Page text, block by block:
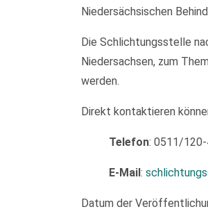
Niedersächsischen
Die Schlichtungsstelle
Niedersachsen, zum
werden.
Direkt kontaktieren
Telefon: 0511/
E-Mail :
Datum der